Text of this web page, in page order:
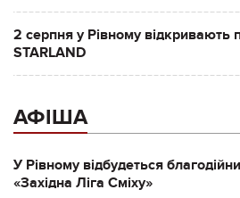
2 серпня у Рівному відкривають
STARLAND
АФІША
У Рівному відбудеться
«Західна Ліга Сміху»